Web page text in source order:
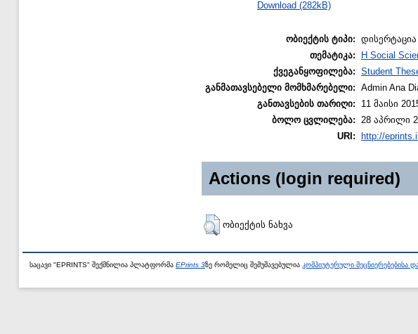
Download (282kB)
ობიექტის ტიპი:
თემატიკა:
H Social
ქვეგანყოფილება: Student
განმათავსებელი მომხმარებელი: Admin Ana
განთავსების თარიღი:
11 მაისი
ბოლო ცვლილება: 28 აპრილი
URI:
http://
Actions (login required)
ობიექტის ნახვა
საცავი "EPRINTS" შექმნილია პლატფორმა EPrints 3ზე რომელიც შემუშავებულია კომპიუტერული მეცნიერებებისა